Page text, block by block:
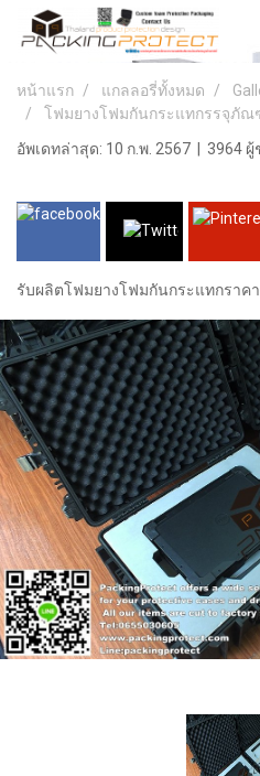
หน้าแรก แกลลอรี่ทั้งหมด
โฟมยางโฟมกันกระแทกรรจุภั
อัพเดทล่าสุด: 10 ก.พ. 2567
3964 ผู้
รับผลิตโฟมยางโฟมกันกระแทกรา